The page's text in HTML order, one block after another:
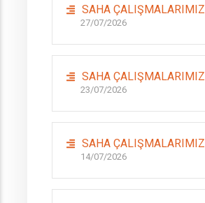
SAHA ÇALIŞMALARIMIZ
27/07/2026
SAHA ÇALIŞMALARIMIZ
23/07/2026
SAHA ÇALIŞMALARIMIZ
14/07/2026